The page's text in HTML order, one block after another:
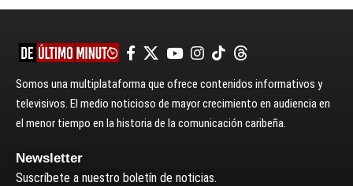
Somos una multiplataforma que ofrece contenidos informativos y
televisivos. El medio noticioso de mayor crecimiento en audiencia en
el menor tiempo en la historia de la comunicación caribeña.
Newsletter
Suscríbete a nuestro boletín de noticias.